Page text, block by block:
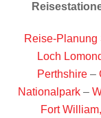
Reise-Planung
Loch
Perthshire –
Nationalpark –
Fort